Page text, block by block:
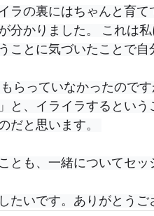
ラの裏にはちゃんと育
分かりました。 これは
ことに気づいたことで自
と、イライラするとい
だと思います。
とも、一緒についてセ
たいです。ありがとうご